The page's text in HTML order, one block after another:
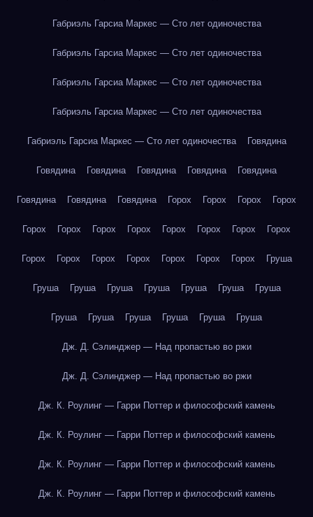
Габриэль Гарсиа Маркес — Сто лет одиночества
Габриэль Гарсиа Маркес — Сто лет одиночества
Габриэль Гарсиа Маркес — Сто лет одиночества
Габриэль Гарсиа Маркес — Сто лет одиночества
Габриэль Гарсиа Маркес — Сто лет одиночества Говядина
Говядина Говядина Говядина Говядина Говядина
Говядина Говядина Говядина Горох Горох Горох Горох
Горох Горох Горох Горох Горох Горох Горох Горох
Горох Горох Горох Горох Горох Горох Горох Груша
Груша Груша Груша Груша Груша Груша Груша
Груша Груша Груша Груша Груша Груша
Дж. Д. Сэлинджер — Над пропастью во ржи
Дж. Д. Сэлинджер — Над пропастью во ржи
Дж. К. Роулинг — Гарри Поттер и философский камень
Дж. К. Роулинг — Гарри Поттер и философский камень
Дж. К. Роулинг — Гарри Поттер и философский камень
Дж. К. Роулинг — Гарри Поттер и философский камень